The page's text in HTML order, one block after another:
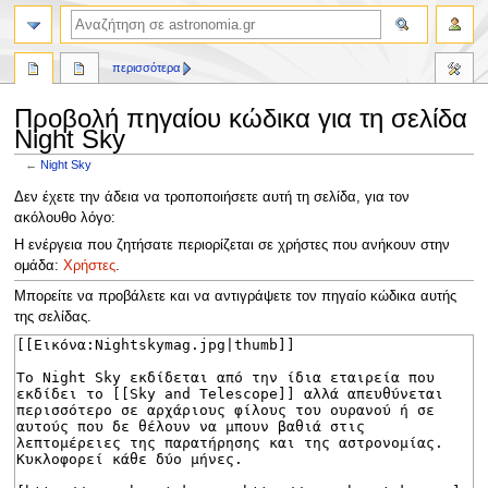
Προβολή πηγαίου κώδικα για τη σελίδα
Night Sky
←Night Sky
Πήδηση
στην
πλοήγηση
Πήδηση
στην
αναζήτηση
Δεν έχετε την άδεια να τροποποιήσετε αυτή τη σελίδα, για τον
ακόλουθο λόγο:
Η ενέργεια που ζητήσατε περιορίζεται σε χρήστες που ανήκουν στην
ομάδα: Χρήστες.
Μπορείτε να προβάλετε και να αντιγράψετε τον πηγαίο κώδικα αυτής
της σελίδας.
περισσότερα
αναζήτηση